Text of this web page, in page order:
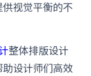
视觉平衡的不
整体排版设计
设计师们高效